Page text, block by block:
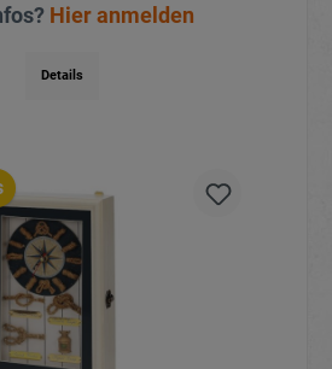
Hier anmelden
Details